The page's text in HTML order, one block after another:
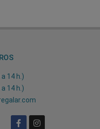
14 h.)
14 h.)